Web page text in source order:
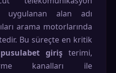
uygulanan alan adı
arama motorlarında
Bu süreçte en kritik
pusulabet giriş terimi,
kanalları ile